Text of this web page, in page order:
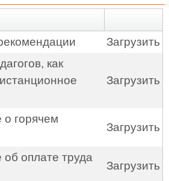
Загрузить
как
Загрузить
о горячем
Загрузить
оплате труда
Загрузить